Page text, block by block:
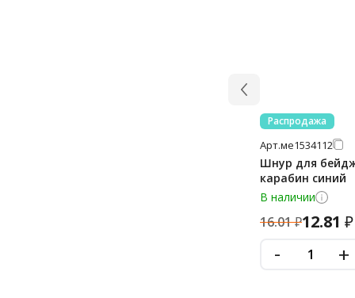
Распродажа
Арт.ме1534112
Шнур для
карабин синий
В наличии
16.01₽12.81 ₽
- +